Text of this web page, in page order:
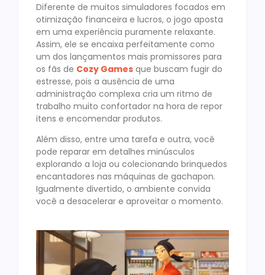
Diferente de muitos simuladores focados em
otimização financeira e lucros, o jogo aposta
em uma experiência puramente relaxante.
Assim, ele se encaixa perfeitamente como
um dos lançamentos mais promissores para
os fãs de Cozy Games que buscam fugir do
estresse, pois a ausência de uma
administração complexa cria um ritmo de
trabalho muito confortador na hora de repor
itens e encomendar produtos.
Além disso, entre uma tarefa e outra, você
pode reparar em detalhes minúsculos
explorando a loja ou colecionando brinquedos
encantadores nas máquinas de gachapon.
Igualmente divertido, o ambiente convida
você a desacelerar e aproveitar o momento.